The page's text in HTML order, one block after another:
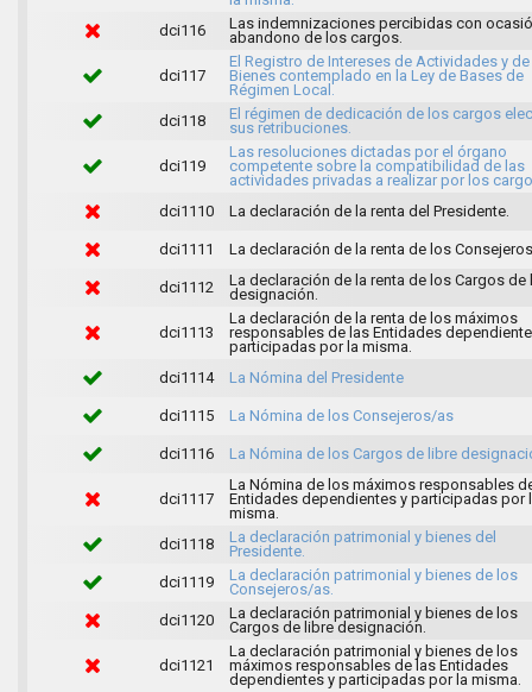
dci116
Las indemnizaciones percibidas con
abandono de los cargos.
dci117
El Registro de Intereses de Actividades y de
Bienes contemplado en la Ley de Bases de
Régimen Local.
dci118
El régimen de dedicación de los cargos
sus retribuciones.
dci119
Las resoluciones dictadas por el órgano
competente sobre la compatibilidad de las
actividades privadas a realizar por los
dci1110
La declaración de la renta del Presidente.
dci1111 La declaración de la renta de los
dci1112
La declaración de la renta de los Cargos de
designación.
dci1113
La declaración de la renta de los máximos
responsables de las Entidades
participadas por la misma.
dci1114
La Nómina del Presidente
dci1115 La Nómina de los Consejeros/as
dci1116 La Nómina de los Cargos de libre
dci1117
La Nómina de los máximos responsables
Entidades dependientes y participadas por
misma.
dci1118
La declaración patrimonial y bienes del
Presidente.
dci1119
La declaración patrimonial y bienes de los
Consejeros/as.
dci1120
La declaración patrimonial y bienes de los
Cargos de libre designación.
dci1121
La declaración patrimonial y bienes de los
máximos responsables de las Entidades
dependientes y participadas por la misma.